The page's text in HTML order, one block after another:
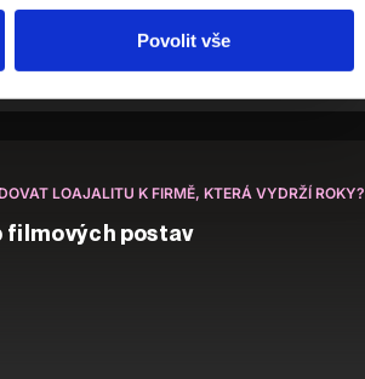
Povolit vše
LOAJALITU K FIRMĚ, KTERÁ VYDRŽÍ ROKY?
filmových postav